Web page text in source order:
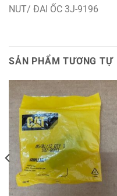
NUT/ ĐAI ỐC 3J-9196
SẢN PHẨM TƯƠNG TỰ